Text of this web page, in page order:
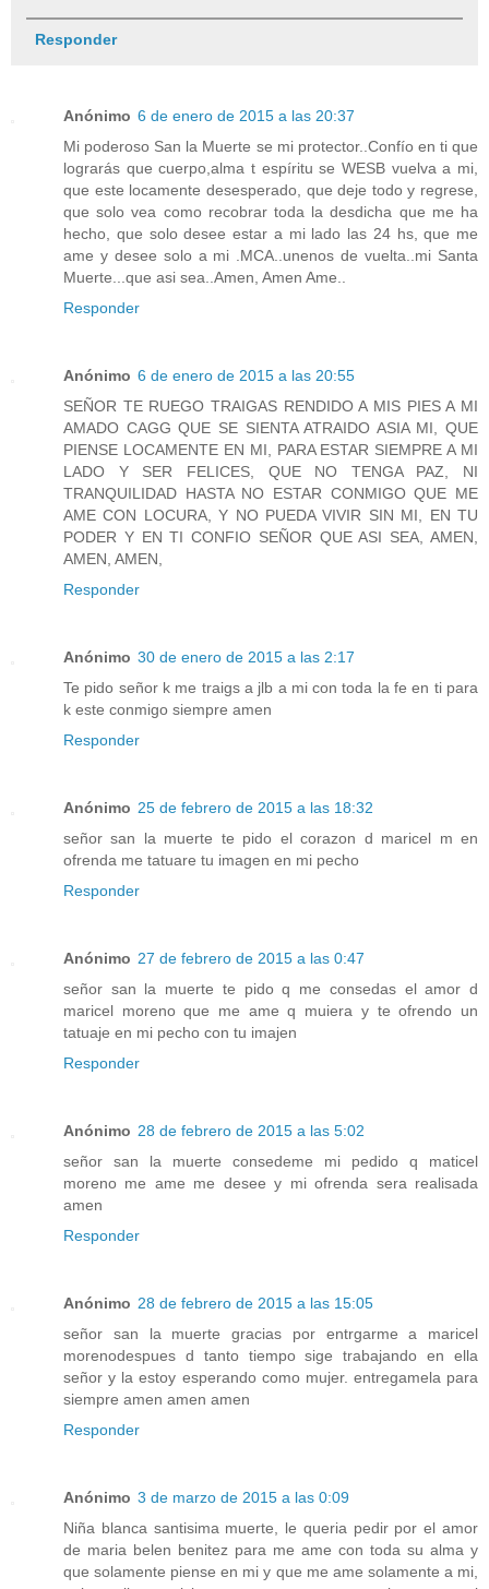
Responder
Anónimo 6 de enero de 2015 a las 20:37
Mi poderoso San la Muerte se mi protector..Confío en ti que
lograrás que cuerpo,alma t espíritu se WESB vuelva a mi,
que este locamente desesperado, que deje todo y regrese,
que solo vea como recobrar toda la desdicha que me ha
hecho, que solo desee estar a mi lado las 24 hs, que me
ame y desee solo a mi .MCA..unenos de vuelta..mi Santa
Muerte...que asi sea..Amen, Amen Ame..
Responder
Anónimo 6 de enero de 2015 a las 20:55
SEÑOR TE RUEGO TRAIGAS RENDIDO A MIS PIES A MI
AMADO CAGG QUE SE SIENTA ATRAIDO ASIA MI, QUE
PIENSE LOCAMENTE EN MI, PARA ESTAR SIEMPRE A MI
LADO Y SER FELICES, QUE NO TENGA PAZ, NI
TRANQUILIDAD HASTA NO ESTAR CONMIGO QUE ME
AME CON LOCURA, Y NO PUEDA VIVIR SIN MI, EN TU
PODER Y EN TI CONFIO SEÑOR QUE ASI SEA, AMEN,
AMEN, AMEN,
Responder
Anónimo 30 de enero de 2015 a las 2:17
Te pido señor k me traigs a jlb a mi con toda la fe en ti para
k este conmigo siempre amen
Responder
Anónimo 25 de febrero de 2015 a las 18:32
señor san la muerte te pido el corazon d maricel m en
ofrenda me tatuare tu imagen en mi pecho
Responder
Anónimo 27 de febrero de 2015 a las 0:47
señor san la muerte te pido q me consedas el amor d
maricel moreno que me ame q muiera y te ofrendo un
tatuaje en mi pecho con tu imajen
Responder
Anónimo 28 de febrero de 2015 a las 5:02
señor san la muerte consedeme mi pedido q maticel
moreno me ame me desee y mi ofrenda sera realisada
amen
Responder
Anónimo 28 de febrero de 2015 a las 15:05
señor san la muerte gracias por entrgarme a maricel
morenodespues d tanto tiempo sige trabajando en ella
señor y la estoy esperando como mujer. entregamela para
siempre amen amen amen
Responder
Anónimo 3 de marzo de 2015 a las 0:09
Niña blanca santisima muerte, le queria pedir por el amor
de maria belen benitez para me ame con toda su alma y
que solamente piense en mi y que me ame solamente a mi,